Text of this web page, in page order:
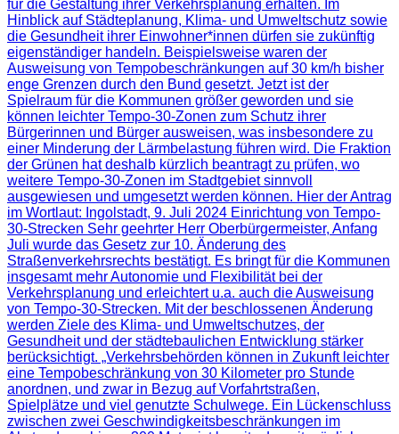
für die Gestaltung ihrer Verkehrsplanung erhalten. Im
Hinblick auf Städteplanung, Klima- und Umweltschutz sowie
die Gesundheit ihrer Einwohner*innen dürfen sie zukünftig
eigenständiger handeln. Beispielsweise waren der
Ausweisung von Tempobeschränkungen auf 30 km/h bisher
enge Grenzen durch den Bund gesetzt. Jetzt ist der
Spielraum für die Kommunen größer geworden und sie
können leichter Tempo-30-Zonen zum Schutz ihrer
Bürgerinnen und Bürger ausweisen, was insbesondere zu
einer Minderung der Lärmbelastung führen wird. Die Fraktion
der Grünen hat deshalb kürzlich beantragt zu prüfen, wo
weitere Tempo-30-Zonen im Stadtgebiet sinnvoll
ausgewiesen und umgesetzt werden können. Hier der Antrag
im Wortlaut: Ingolstadt, 9. Juli 2024 Einrichtung von Tempo-
30-Strecken Sehr geehrter Herr Oberbürgermeister, Anfang
Juli wurde das Gesetz zur 10. Änderung des
Straßenverkehrsrechts bestätigt. Es bringt für die Kommunen
insgesamt mehr Autonomie und Flexibilität bei der
Verkehrsplanung und erleichtert u.a. auch die Ausweisung
von Tempo-30-Strecken. Mit der beschlossenen Änderung
werden Ziele des Klima- und Umweltschutzes, der
Gesundheit und der städtebaulichen Entwicklung stärker
berücksichtigt. „Verkehrsbehörden können in Zukunft leichter
eine Tempobeschränkung von 30 Kilometer pro Stunde
anordnen, und zwar in Bezug auf Vorfahrtstraßen,
Spielplätze und viel genutzte Schulwege. Ein Lückenschluss
zwischen zwei Geschwindigkeitsbeschränkungen im